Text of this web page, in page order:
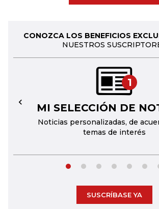
CONOZCA LOS BENEFICIOS
NUESTROS
1
MI SELECCIÓN DE
Noticias personalizadas, de
temas de interés
←
SUSCRÍBASE YA